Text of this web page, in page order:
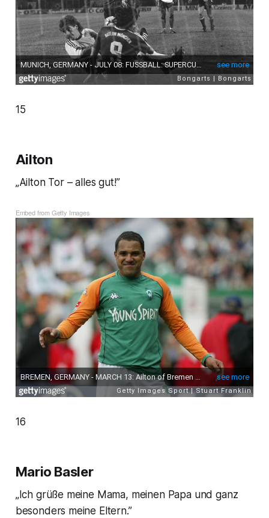
15
Ailton
„Ailton Tor – alles gut!”
Embed from Getty Images
16
Mario Basler
„Ich grüße meine Mama, meinen Papa und ganz
besonders meine Eltern.”